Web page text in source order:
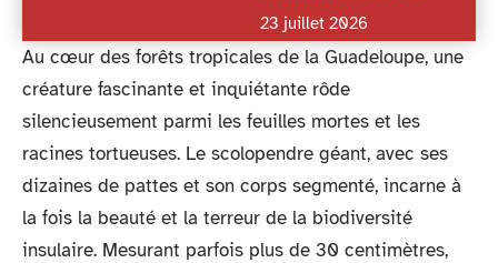
23 juillet 2026
Au cœur des forêts tropicales de la Guadeloupe, une
créature fascinante et inquiétante rôde
silencieusement parmi les feuilles mortes et les
racines tortueuses. Le scolopendre géant, avec ses
dizaines de pattes et son corps segmenté, incarne à
la fois la beauté et la terreur de la biodiversité
insulaire. Mesurant parfois plus de 30 centimètres,